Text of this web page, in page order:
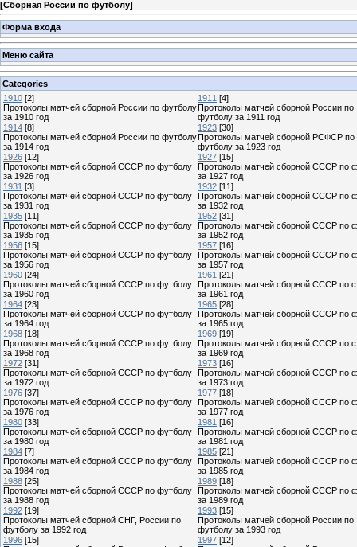
[Сборная России по футболу]
Форма входа
Меню сайта
Categories
1910 [2]
Протоколы матчей сборной России по футболу
за 1910 год
1911 [4]
Протоколы матчей сборной России по
футболу за 1911 год
1914 [8]
Протоколы матчей сборной России по футболу
за 1914 год
1923 [30]
Протоколы матчей сборной РСФСР по
футболу за 1923 год
1926 [12]
Протоколы матчей сборной СССР по футболу
за 1926 год
1927 [15]
Протоколы матчей сборной СССР по
за 1927 год
1931 [3]
Протоколы матчей сборной СССР по футболу
за 1931 год
1932 [11]
Протоколы матчей сборной СССР по
за 1932 год
1935 [11]
Протоколы матчей сборной СССР по футболу
за 1935 год
1952 [31]
Протоколы матчей сборной СССР по
за 1952 год
1956 [15]
Протоколы матчей сборной СССР по футболу
за 1956 год
1957 [16]
Протоколы матчей сборной СССР по
за 1957 год
1960 [24]
Протоколы матчей сборной СССР по футболу
за 1960 год
1961 [21]
Протоколы матчей сборной СССР по
за 1961 год
1964 [23]
Протоколы матчей сборной СССР по футболу
за 1964 год
1965 [28]
Протоколы матчей сборной СССР по
за 1965 год
1968 [18]
Протоколы матчей сборной СССР по футболу
за 1968 год
1969 [19]
Протоколы матчей сборной СССР по
за 1969 год
1972 [31]
Протоколы матчей сборной СССР по футболу
за 1972 год
1973 [16]
Протоколы матчей сборной СССР по
за 1973 год
1976 [37]
Протоколы матчей сборной СССР по футболу
за 1976 год
1977 [18]
Протоколы матчей сборной СССР по
за 1977 год
1980 [33]
Протоколы матчей сборной СССР по футболу
за 1980 год
1981 [16]
Протоколы матчей сборной СССР по
за 1981 год
1984 [7]
Протоколы матчей сборной СССР по футболу
за 1984 год
1985 [21]
Протоколы матчей сборной СССР по
за 1985 год
1988 [25]
Протоколы матчей сборной СССР по футболу
за 1988 год
1989 [18]
Протоколы матчей сборной СССР по
за 1989 год
1992 [19]
Протоколы матчей сборной СНГ, России по
футболу за 1992 год
1993 [15]
Протоколы матчей сборной России по
футболу за 1993 год
1996 [15]
1997 [12]